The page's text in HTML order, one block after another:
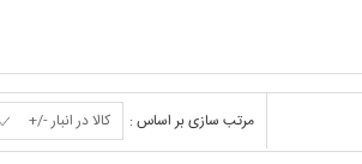
مرتب سازی بر اساس : کالا در انبار -/+